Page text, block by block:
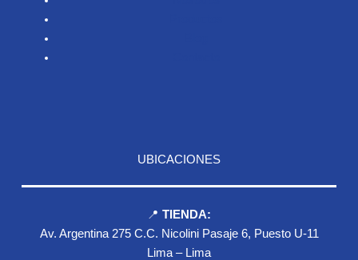
UBICACIONES
📍 TIENDA:
Av. Argentina 275 C.C. Nicolini Pasaje 6, Puesto U-11
Lima – Lima